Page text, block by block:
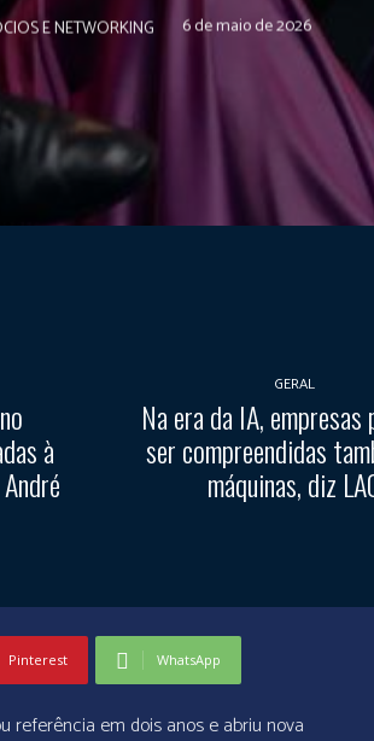
E NETWORKING 6 de maio de 2026
à
GERAL
Na era da IA, empresas
ser compreendidas
máquinas, diz
Pinterest WhatsApp
referência em dois anos e abriu nova